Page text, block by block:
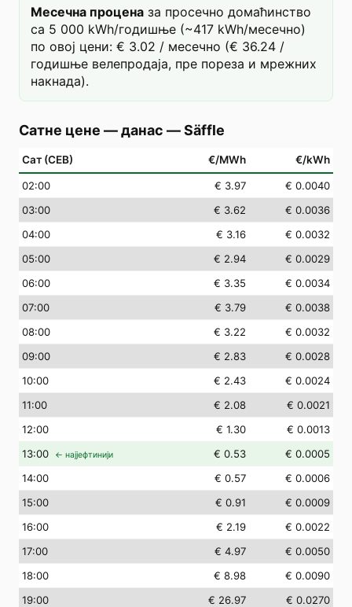
Месечна процена за просечно домаћинство
са 5 000 kWh/годишње (~417 kWh/месечно)
по овој цени: € 3.02 / месечно (€ 36.24 /
годишње велепродаја, пре пореза и мрежних
накнада).
Сатне цене — данас —Säffle
Сат (СЕВ) €/MWh €/kWh
02:00 € 3.97
€ 0.0040
03:00 € 3.62
€ 0.0036
04:00 € 3.16
€ 0.0032
05:00 € 2.94
€ 0.0029
06:00 € 3.35
€ 0.0034
07:00 € 3.79
€ 0.0038
08:00 € 3.22
€ 0.0032
09:00 € 2.83
€ 0.0028
10:00 € 2.43
€ 0.0024
11:00 € 2.08
€ 0.0021
12:00 € 1.30
€ 0.0013
13:00 ← најјефтинији € 0.53
€ 0.0005
14:00 € 0.57
€ 0.0006
15:00 € 0.91
€ 0.0009
16:00 € 2.19
€ 0.0022
17:00 € 4.97
€ 0.0050
18:00 € 8.98
€ 0.0090
19:00 € 26.97
€ 0.0270